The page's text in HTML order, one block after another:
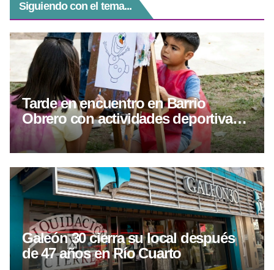
Siguiendo con el tema...
Tarde en encuentro en Barrio
Obrero con actividades deportivas y
culturales
Galeón 30 cierra su local después
de 47 años en Río Cuarto